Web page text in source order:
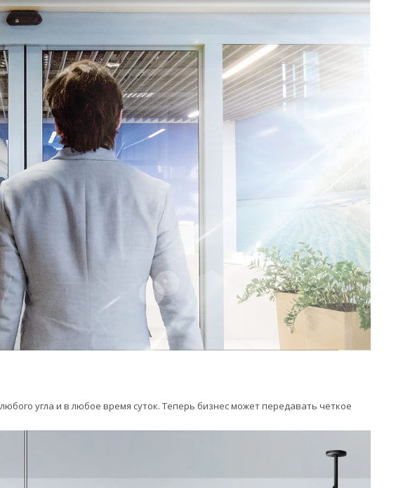
угла и в любое время суток. Теперь бизнес может передавать четкое